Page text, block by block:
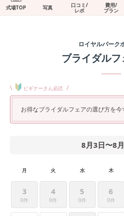
式場TOP 写真 口コミ/
レポ
費用/
プラン
ロイヤルパーク
ブライダル
\ ビギナーさん必読 /
お得なブライダルフェアの選び方を今
8月3日〜8
月 火 水 木
3
0件
4
0件
5
0件
6
0件